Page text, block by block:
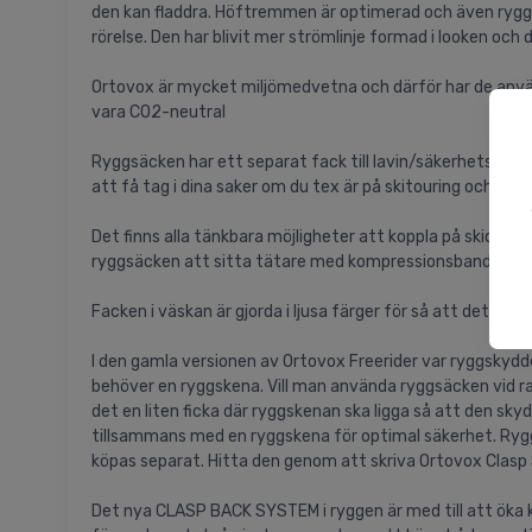
den kan fladdra. Höftremmen är optimerad och även
rörelse. Den har blivit mer strömlinje formad i looken och
Ortovox är mycket miljömedvetna och därför har de
vara CO2-neutral
Ryggsäcken har ett separat fack till lavin/
att få tag i dina saker om du tex är på skitouring och har
Det finns alla tänkbara möjligheter att koppla på skidor,
ryggsäcken att sitta tätare med kompressionsband
Facken i väskan är gjorda i ljusa färger för så att det är
I den gamla versionen av Ortovox Freerider var
behöver en ryggskena. Vill man använda ryggsäcken
det en liten ficka där ryggskenan ska ligga så att den
tillsammans med en ryggskena för optimal säkerhet.
köpas separat. Hitta den genom att skriva Ortovox
Det nya CLASP BACK SYSTEM i ryggen är med till att